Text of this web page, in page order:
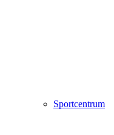
Sportcentrum